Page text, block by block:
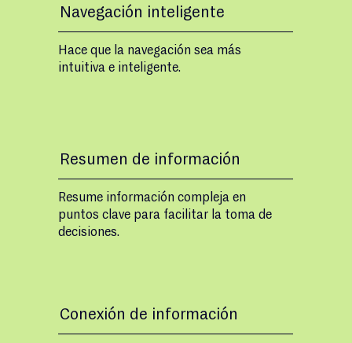
Navegación inteligente
Hace que la navegación sea más
intuitiva e inteligente.
Resumen de información
Resume información compleja en
puntos clave para facilitar la toma de
decisiones.
Conexión de información